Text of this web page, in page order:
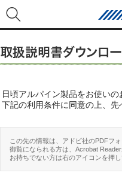
日頃アルパイン製品をお使い
下記の利用条件に同意の上、先
この先の情報は、アドビ社のPDFフ
御覧になられる方は、Acrobat Reader
お持ちでない方は右のアイコンを押